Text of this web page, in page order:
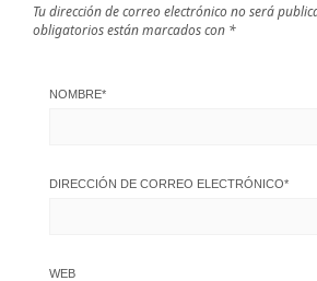
Tu dirección de correo electrónico no será
obligatorios están marcados con *
NOMBRE*
DIRECCIÓN DE CORREO ELECTRÓNICO*
WEB